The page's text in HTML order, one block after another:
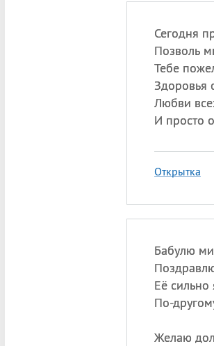
Сегодня
Позволь
Тебе
Здоровья
Любви
И просто
Открытка
Бабулю
Её
По-
Желаю